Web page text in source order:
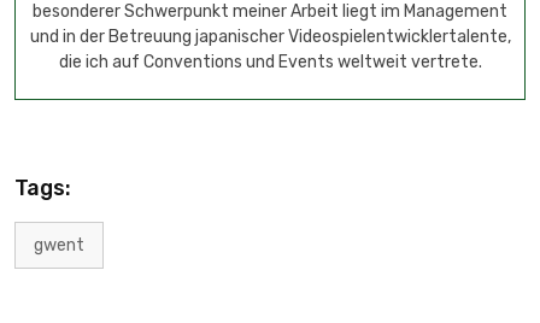
besonderer Schwerpunkt meiner Arbeit liegt im Management
und in der Betreuung japanischer Videospielentwicklertalente,
die ich auf Conventions und Events weltweit vertrete.
Tags:
gwent